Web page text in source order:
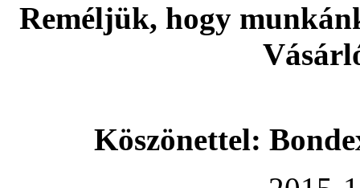
Reméljük, hogy
Köszönettel: